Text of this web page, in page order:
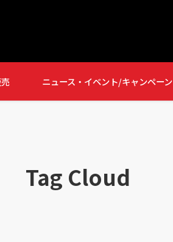
ニュース・イベント/キャンペーン
Tag Cloud